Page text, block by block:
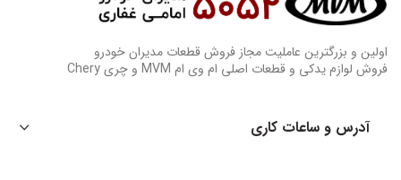
اولین و بزرگترین عاملیت مجاز فروش قطعات مدیران خودرو
فروش لوازم یدکی و قطعات اصلی ام وی ام MVM و چری Chery
آدرس و ساعات کاری